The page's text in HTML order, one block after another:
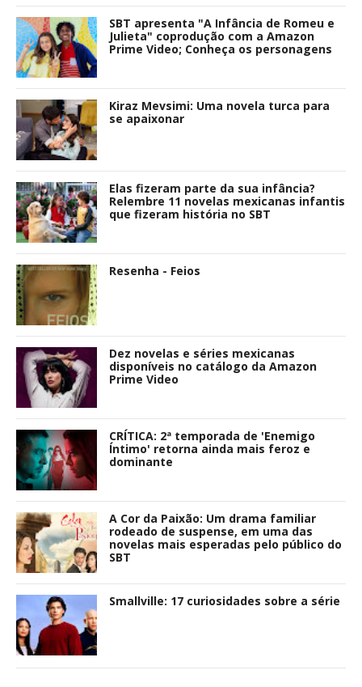
SBT apresenta "A Infância de Romeu e
Julieta" coprodução com a Amazon
Prime Video; Conheça os personagens
Kiraz Mevsimi: Uma novela turca para
se apaixonar
Elas fizeram parte da sua infância?
Relembre 11 novelas mexicanas infantis
que fizeram história no SBT
Resenha - Feios
Dez novelas e séries mexicanas
disponíveis no catálogo da Amazon
Prime Video
CRÍTICA: 2ª temporada de 'Enemigo
Íntimo' retorna ainda mais feroz e
dominante
A Cor da Paixão: Um drama familiar
rodeado de suspense, em uma das
novelas mais esperadas pelo público do
SBT
Smallville: 17 curiosidades sobre a série